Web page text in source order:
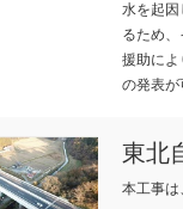
水を起因
るため
援助によ
の発表が
東北
本工事は